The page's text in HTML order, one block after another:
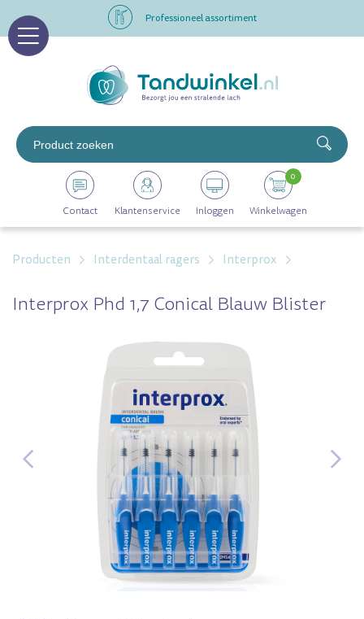
Professioneel assortiment
Op werkdagen voor 16.00 uur besteld, morgen in huis
Professioneel assortiment
Altijd op voorraad
Contact Klantenservice Inloggen Winkelwagen
0
Producten Interdentaal ragers Interprox
Interprox Phd 1,7 Conical Blauw Blister